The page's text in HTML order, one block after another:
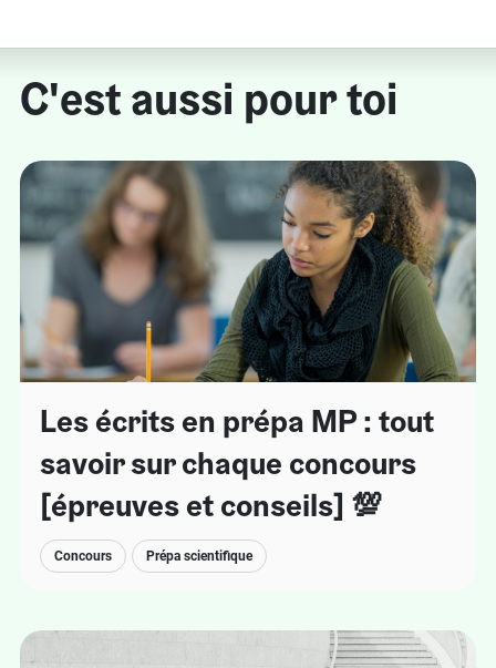
C'est aussi pour toi
Les écrits en prépa MP : tout
savoir sur chaque concours
[épreuves et conseils] 💯
Concours Prépa scientifique